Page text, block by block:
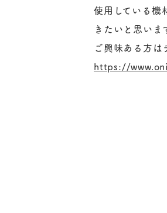
使用している機
きたいと思いま
ご興味ある方は
https://